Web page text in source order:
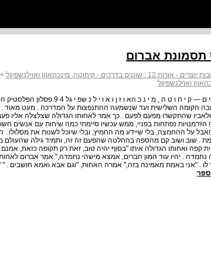
תסמונת אברום
- קיחוטה, מינכהאוזן ואוילנשפיגל >
ואוילנשפיגל
א ו ר ו ת ׀ 2 1 : שוט י ם ב ד רכי ם — ק י ח ו ט ה , מ י נ כ הא ו
הקומה השלישית ועד שנשמעה ההתנפצות על המדרכה . מעט מאוד .
שהתקשרו מפעם לפעם . כך אמר לאחותו הגדולה שצלצלה אליו
נפתחות בפניי, ממש עכשיו סיימתי כמה שיחות עם אנשים
על ההחמצה, בלי שיידע מה החמיץ, ובלי שיוכל לשנות את מסלולו .
. שוב ושוב קם מהספה בהחלטה שהפעם זה זה, ותמיד גילה שהעולם
. 2 . אברום בבית קפה ואחותו הגדולה איתו "בסוף יהיה טוב, זאת רק תקופה כזאת,
. יהיו עוד המון חברים, אמצא מישהי נחמדה," אמר אברום
. "אני באמת מאמינה בזה," אמרה האחות, "וגם אבא ואמא חושבים . "